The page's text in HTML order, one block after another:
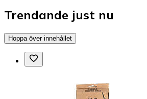
Trendande just nu
Hoppa över innehållet